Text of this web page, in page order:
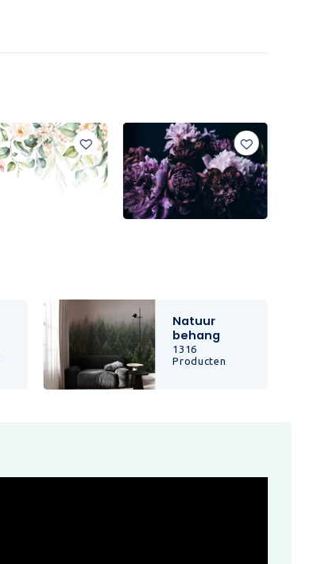
Natuur
behang
1316
Producten